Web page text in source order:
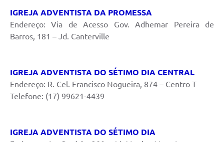
IGREJA ADVENTISTA DA PROMESSA
Endereço: Via de Acesso Gov. Adhemar Pereira de
Barros, 181 – Jd. Canterville
IGREJA ADVENTISTA DO SÉTIMO DIA CENTRAL
Endereço: R. Cel. Francisco Nogueira, 874 – Centro T
Telefone: (17) 99621-4439
IGREJA ADVENTISTA DO SÉTIMO DIA